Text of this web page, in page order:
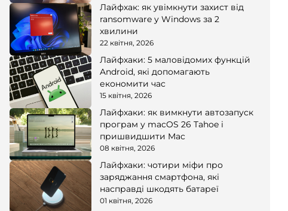
Лайфхак: як увімкнути захист від
ransomware у Windows за 2
хвилини
22 квітня, 2026
Лайфхаки: 5 маловідомих функцій
Android, які допомагають
економити час
15 квітня, 2026
Лайфхаки: як вимкнути автозапуск
програм у macOS 26 Tahoe і
пришвидшити Mac
08 квітня, 2026
Лайфхаки: чотири міфи про
заряджання смартфона, які
насправді шкодять батареї
01 квітня, 2026